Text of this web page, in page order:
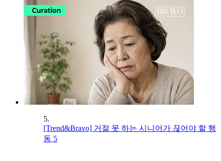
5.
[Trend&Bravo] 거절 못 하는 시니어가 끊어야 할 행
동 5